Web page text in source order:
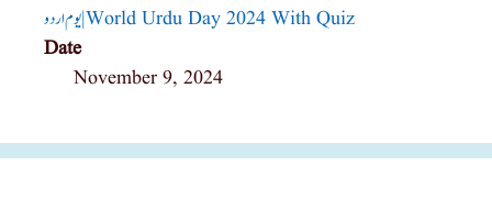
یوم اردو|world Urdu Day 2024 With Quiz
Date
November 9, 2024